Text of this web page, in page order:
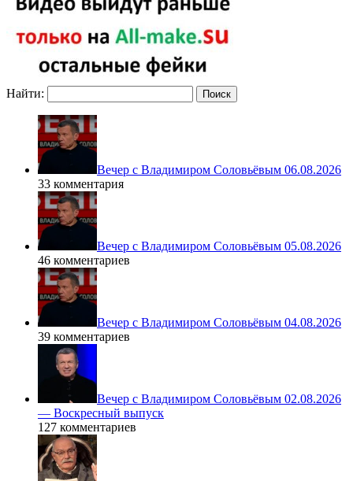
Найти:
Вечер с Владимиром Соловьёвым 06.08.2026
33 комментария
Вечер с Владимиром Соловьёвым 05.08.2026
46 комментариев
Вечер с Владимиром Соловьёвым 04.08.2026
39 комментариев
Вечер с Владимиром Соловьёвым 02.08.2026
— Воскресный выпуск
127 комментариев